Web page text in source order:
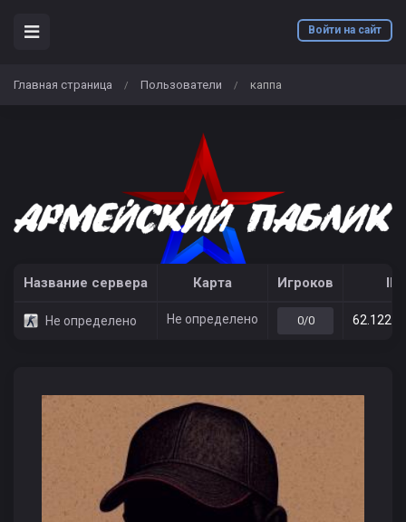
Войти на сайт
Главная страница / Пользователи / каппа
Название сервера Карта Игроков
Не определено Не определено 0/0